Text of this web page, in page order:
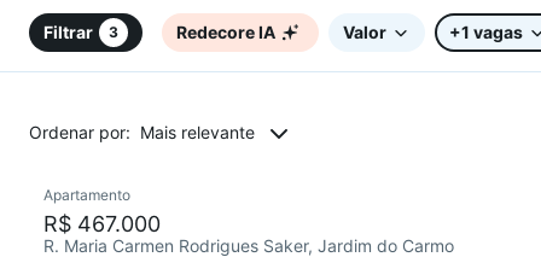
SP
Filtrar 3 Redecore IA Valor +1 vagas
Ordenar por: Mais relevante
Apartamento
R$ 467.000
R. Maria Carmen Rodrigues Saker, Jardim do Carmo